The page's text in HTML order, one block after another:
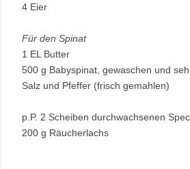
4 Eier
Für den Spinat
1 EL Butter
500 g Babyspinat, gewaschen und
Salz und Pfeffer (frisch gemahlen)
p.P. 2 Scheiben durchwachsenen
200 g Räucherlachs